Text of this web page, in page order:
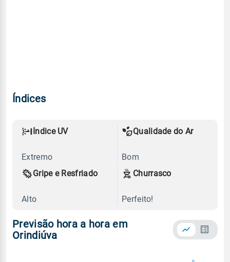
Índices
Índice UV
Extremo
Qualidade do Ar
Bom
Gripe e Resfriado
Alto
Churrasco
Perfeito!
Previsão hora a hora em
Orindiúva